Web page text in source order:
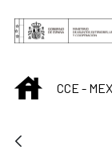
Skip to Main
INICIO
CCE -